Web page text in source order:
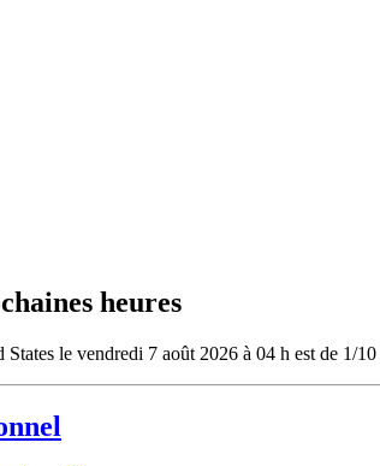
heures
le vendredi 7 août 2026 à 04 h est de 1/10